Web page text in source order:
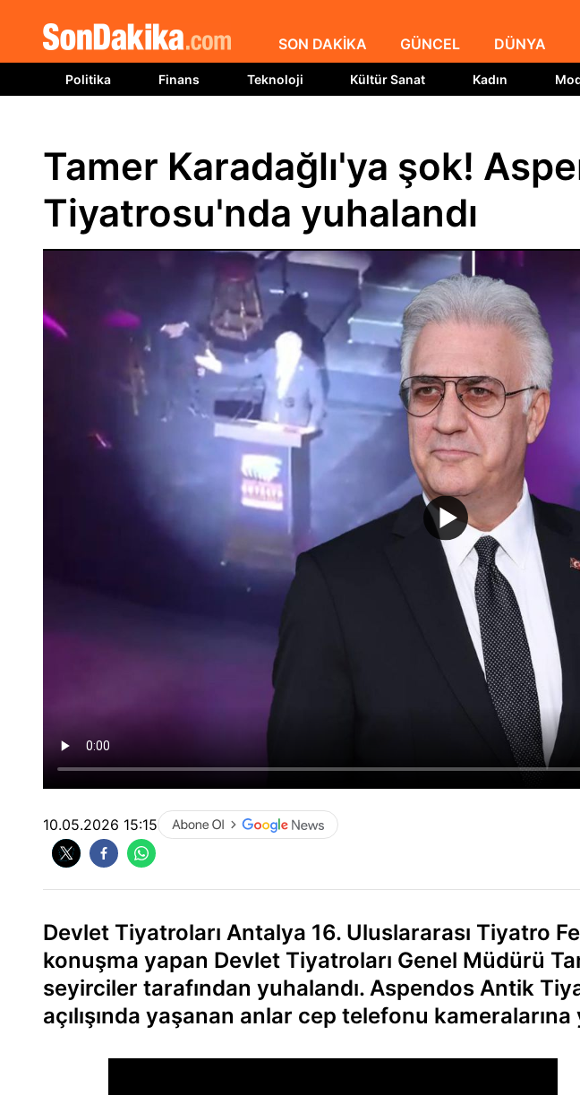
SON DAKİKA GÜNCEL DÜNYA
Politika Finans Teknoloji Kültür Sanat Kadın
Tamer Karadağlı'ya şok!
Tiyatrosu'nda yuhalandı
10.05.2026 15:15
Devlet Tiyatroları Antalya 16. Uluslararası Tiyatro
konuşma yapan Devlet Tiyatroları Genel Müdürü
seyirciler tarafından yuhalandı. Aspendos Antik
açılışında yaşanan anlar cep telefonu kameralarına